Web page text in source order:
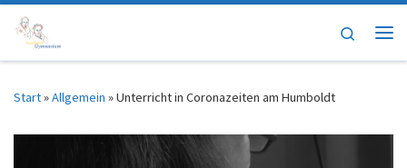
Zum Inhalt springen
Search
Start»Allgemein »Unterricht in Coronazeiten am Humboldt